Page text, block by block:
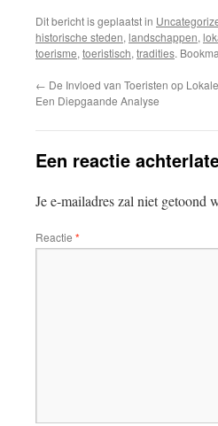
Dit bericht is geplaatst in
historische steden, landschappen,
toerisme, toeristisch, tradities.
← De Invloed van Toeristen op
Een Diepgaande Analyse
Een reactie
Je e-mailadres zal niet getoond
Reactie *